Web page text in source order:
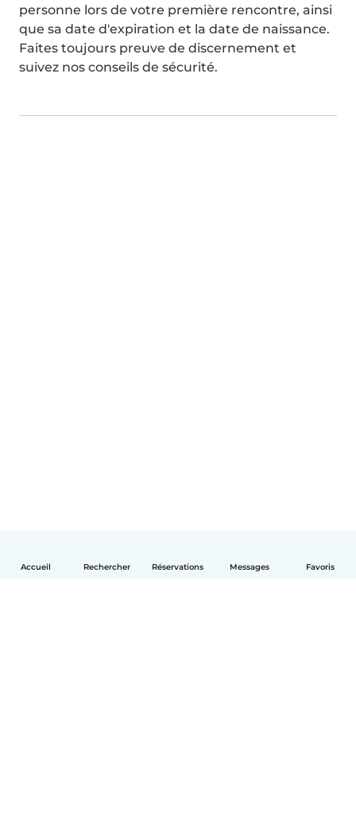
Accueil Rechercher Réservations Messages Favoris
personne lors de votre première rencontre, ainsi
que sa date d'expiration et la date de naissance.
Faites toujours preuve de discernement et
suivez nos conseils de sécurité.